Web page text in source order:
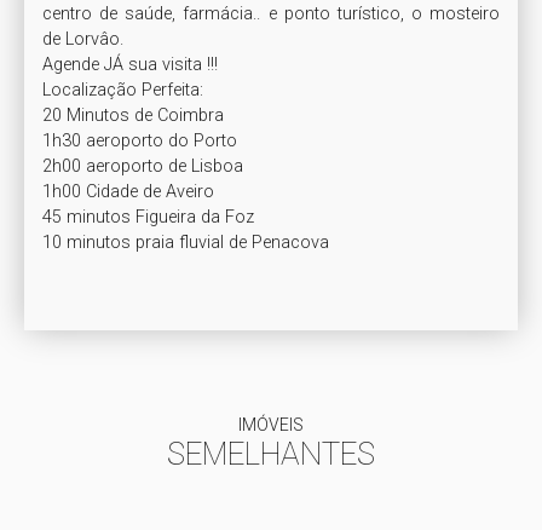
centro de saúde, farmácia.. e ponto turístico, o mosteiro
de Lorvâo.
Agende JÁ sua visita !!!
Localização Perfeita:
20 Minutos de Coimbra
1h30 aeroporto do Porto
2h00 aeroporto de Lisboa
1h00 Cidade de Aveiro
45 minutos Figueira da Foz
10 minutos praia fluvial de Penacova
IMÓVEIS
SEMELHANTES